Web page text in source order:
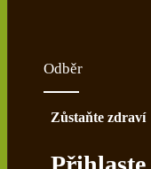
Odběr
Zůstaňte zdraví